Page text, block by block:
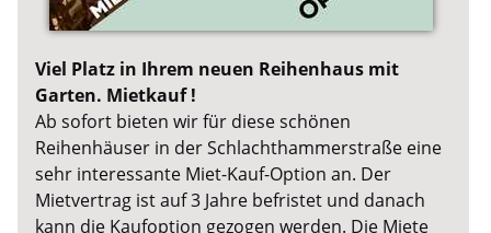
Viel Platz in Ihrem neuen Reihenhaus mit
Garten. Mietkauf !
Ab sofort bieten wir für diese schönen
Reihenhäuser in der Schlachthammerstraße eine
sehr interessante Miet-Kauf-Option an. Der
Mietvertrag ist auf 3 Jahre befristet und danach
kann die Kaufoption gezogen werden. Die Miete